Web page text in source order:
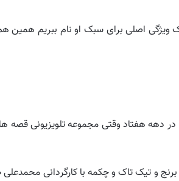
ویژگی اصلی برای سبک او نام ببریم همین
در دهه هفتاد وقتی مجموعه تلویزیونی قصه
و تیک تاک و چکمه با کارگردانی محمدعلی